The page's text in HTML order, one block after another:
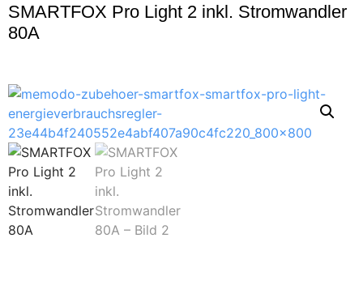
SMARTFOX Pro Light 2 inkl. Stromwandler
80A